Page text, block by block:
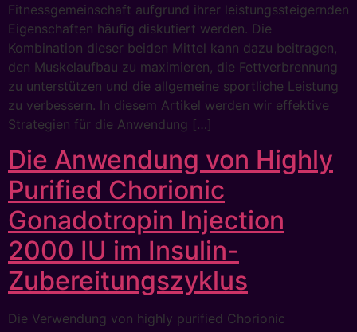
Fitnessgemeinschaft aufgrund ihrer leistungssteigernden
Eigenschaften häufig diskutiert werden. Die
Kombination dieser beiden Mittel kann dazu beitragen,
den Muskelaufbau zu maximieren, die Fettverbrennung
zu unterstützen und die allgemeine sportliche Leistung
zu verbessern. In diesem Artikel werden wir effektive
Strategien für die Anwendung […]
Die Anwendung von Highly
Purified Chorionic
Gonadotropin Injection
2000 IU im Insulin-
Zubereitungszyklus
Die Verwendung von highly purified Chorionic